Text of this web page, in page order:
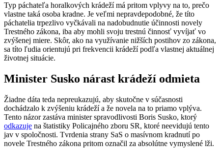
Typ páchateľa horalkových krádeží má pritom vplyvy na to, prečo
vlastne taká osoba kradne. Je veľmi nepravdepodobné, že títo
páchatelia trpezlivo vyčkávali na nadobudnutie účinnosti novely
Trestného zákona, iba aby mohli svoju trestnú činnosť vyvíjať vo
zvýšenej miere. Skôr, ako na využívanie nižších postihov zo zákona,
sa títo ľudia orientujú pri frekvencii krádeží podľa vlastnej aktuálnej
životnej situácie.
Minister Susko nárast krádeží odmieta
Žiadne dáta teda nepreukazujú, aby skutočne v súčasnosti
dochádzalo k zvýšeniu krádeží a že novela na to priamo vplýva.
Tento názor zastáva minister spravodlivosti Boris Susko, ktorý
odkazuje na štatistiky Policajného zboru SR, ktoré neevidujú tento
jav v spoločnosti. Tvrdenia strany SaS o masívnom kradnutí po
novele Trestného zákona pritom označil za absolútne vymyslené lži.